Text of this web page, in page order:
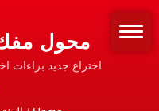
لقطع
وتوركس
اختراع جديد براءات